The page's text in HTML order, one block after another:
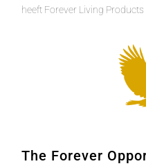
heeft Forever Living
The Forever